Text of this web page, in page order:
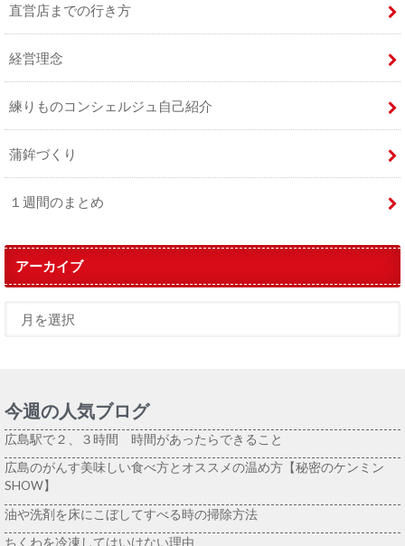
直営店までの行き方
経営理念
練りものコンシェルジュ自己紹介
蒲鉾づくり
１週間のまとめ
アーカイブ
今週の人気ブログ
広島駅で２、３時間 時間があったらできること
広島のがんす美味しい食べ方とオススメの温め方【秘密のケンミン
SHOW】
油や洗剤を床にこぼしてすべる時の掃除方法
ちくわを冷凍してはいけない理由